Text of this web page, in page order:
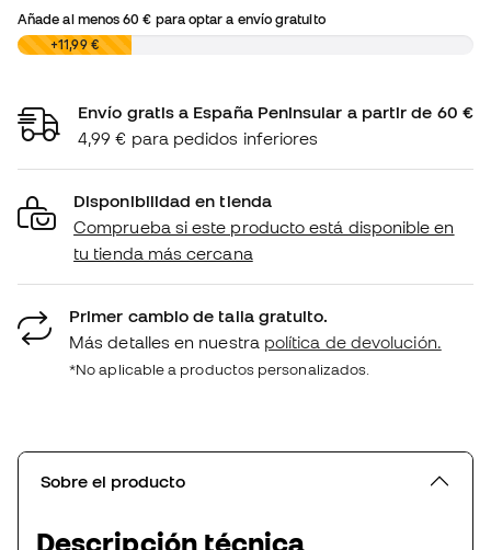
Añade al menos60 € para optar a envío gratuito
0,00 €+11,99 €
Envío gratis a España Peninsular a partir de 60 €
4,99 € para pedidos inferiores
Disponibilidad en tienda
Comprueba si este producto está disponible en
tu tienda más cercana
Primer cambio de talla gratuito.
Más detalles en nuestra política de devolución.
*No aplicable a productos personalizados.
Sobre el producto
Descripción técnica